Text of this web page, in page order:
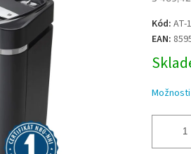
Měrná
cena:
Kód: AT-
EAN: